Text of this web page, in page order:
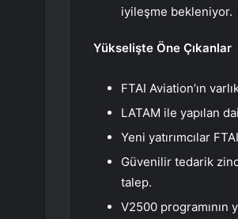
iyileşme bekleniyor.
Yükselişte Öne Çıkanlar
FTAI Aviation’ın
LATAM ile yapılan
Yeni yatırımcılar
Güvenilir tedarik
talep.
V2500